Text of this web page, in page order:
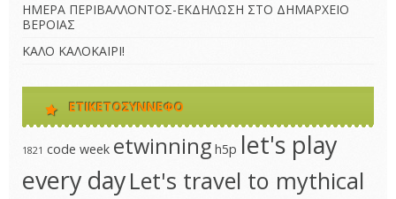
ΗΜΕΡΑ ΠΕΡΙΒΑΛΛΟΝΤΟΣ-ΕΚΔΗΛΩΣΗ ΣΤΟ ΔΗΜΑΡΧΕΙΟ
ΒΕΡΟΙΑΣ
ΚΑΛΟ ΚΑΛΟΚΑΙΡΙ!
ΕΤΙΚΕΤΟΣΎΝΝΕΦΟ
1821 code week etwinning h5p let's play
every dayLet's travel to mythical